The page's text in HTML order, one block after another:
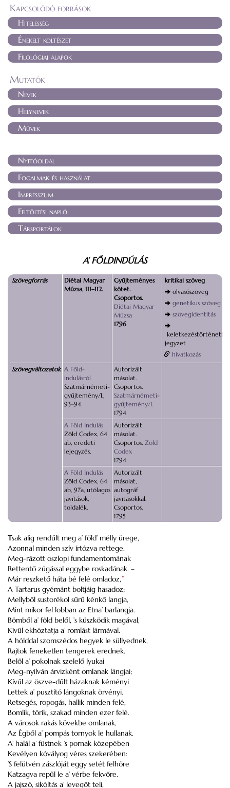
Kapcsolódó források
Hitelesség
Énekelt költészet
Filológiai alapok
Mutatók
Nevek
Helynevek
Művek
Nyitóoldal
Fogalmak és használat
Impresszum
Feltöltési napló
Társportálok
A’ FŐLDINDÚLÁS
Szövegforrás
Diétai Magyar
Múzsa, 111–112.
Gyűjteményes
kötet.
Csoportos.
Diétai Magyar
Múzsa
1796
kritikai szöveg
olvasószöveg
genetikus szöveg
szövegidentitás
keletkezéstörténeti
jegyzet
hivatkozás
Szövegváltozatok A Főld-
indulásról
Szatmárnémeti-
gyűjtemény/I.,
93–94.
Autorizált
másolat.
Csoportos.
Szatmárnémeti-
gyűjtemény/I.
1794
A Föld Indulás
Zöld Codex, 64
ab, eredeti
lejegyzés.
Autorizált
másolat.
Csoportos. Zöld
Codex
1794
A Föld Indulás
Zöld Codex, 64
ab, 97a, utólagos
javítások,
toldalék.
Autorizált
másolat,
autográf
javításokkal.
Csoportos.
1795
Tsak alig rendűlt meg a’ főld’ mélly ürege,
Azonnal minden szív írtózva rettege.
Meg-rázott oszlopi fundamentomának
Rettentő zúgással eggybe roskadának. –
Már reszkető háta bé felé omladoz,*
A Tartarus gyémánt boltjáig hasadoz;
Mellyből sustorékol sűrű kénkő langja,
Mint mikor fel lobban az Etna’ barlangja.
Bömből a’ főld belől, ’s küszködik magával,
Kívűl ekhóztatja a’ romlást lármával.
A hólddal szomszédos hegyek le süllyednek,
Rajtok feneketlen tengerek erednek.
Belől a’ pokolnak szelelő lyukai
Meg-nyilván árvizként omlanak lángjai;
Kívűl az öszve-dűlt házaknak kéményi
Lettek a’ pusztító lángoknak örvényi.
Retsegés, ropogás, hallik minden felé,
Bomlik, törik, szakad minden ezer felé.
A városok rakás kövekbe omlanak,
Az Égből a’ pompás tornyok le hullanak.
A’ halál a’ füstnek ’s pornak közepében
Kevélyen kóvályog véres szekerében:
’S felütvén zászlóját eggy setét felhőre
Katzagva repűl le a’ vérbe fekvőre.
A jajszó, sikóltás a’ levegőt teli,